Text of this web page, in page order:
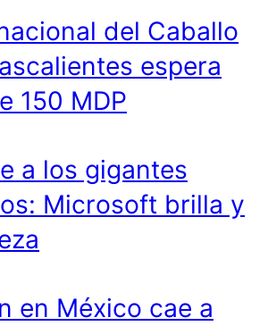
del Caballo
espera
150 MDP
a los gigantes
Microsoft brilla y
en México cae a